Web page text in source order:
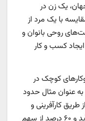
سراسر جهان، یک زن در
با یک مرد از
روحی بانوان و
ایجاد کسب و کار
کوچک در
عنوان مثال حدود
طریق کارآفرینی و